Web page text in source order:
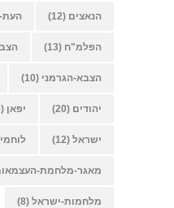
הנאצים (12)
הפלמ"ח (13)
הצבא-הגרמני (10)
יהודים (20) יפאן (10)
ישראל (12)
מאגר-מלחמת-
מלחמות-ישראל (8)